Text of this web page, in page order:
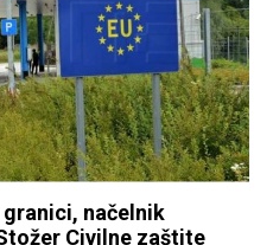
načelnik
Civilne zaštite